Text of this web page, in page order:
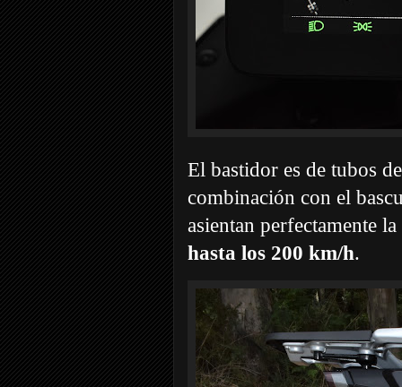
El bastidor es de tubos
combinación con el
asientan perfectamente
hasta los 200 km/h.